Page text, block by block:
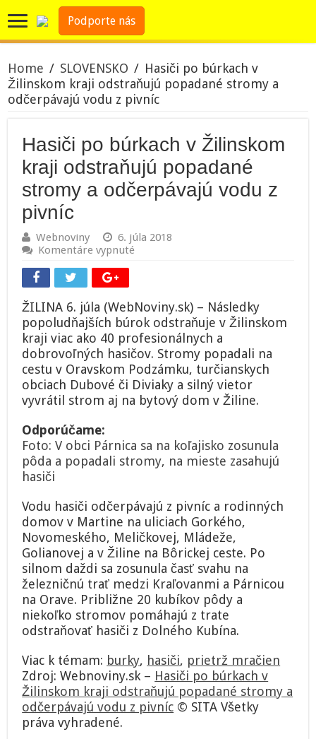
Podporte nás
Home / SLOVENSKO / Hasiči po búrkach v
Žilinskom kraji odstraňujú popadané stromy a
odčerpávajú vodu z pivníc
Hasiči po búrkach v Žilinskom
kraji odstraňujú popadané
stromy a odčerpávajú vodu z
pivníc
Webnoviny
6. júla 2018
Komentáre vypnuté
v
Žilinskom
kraji
odstraňujú
popadané
stromy
a
odčerpávajú
vodu
ŽILINA 6. júla (WebNoviny.sk) – Následky
popoludňajších búrok odstraňuje v Žilinskom
kraji viac ako 40 profesionálnych a
dobrovoľných hasičov. Stromy popadali na
cestu v Oravskom Podzámku, turčianskych
obciach Dubové či Diviaky a silný vietor
vyvrátil strom aj na bytový dom v Žiline.
Odporúčame:
Foto: V obci Párnica sa na koľajisko zosunula
pôda a popadali stromy, na mieste zasahujú
hasiči
Vodu hasiči odčerpávajú z pivníc a rodinných
domov v Martine na uliciach Gorkého,
Novomeského, Meličkovej, Mládeže,
Golianovej a v Žiline na Bôrickej ceste. Po
silnom daždi sa zosunula časť svahu na
železničnú trať medzi Kraľovanmi a Párnicou
na Orave. Približne 20 kubíkov pôdy a
niekoľko stromov pomáhajú z trate
odstraňovať hasiči z Dolného Kubína.
Viac k témam: burky, hasiči, prietrž mračien
Zdroj: Webnoviny.sk – Hasiči po búrkach v
Žilinskom kraji odstraňujú popadané stromy a
odčerpávajú vodu z pivníc © SITA Všetky
práva vyhradené.